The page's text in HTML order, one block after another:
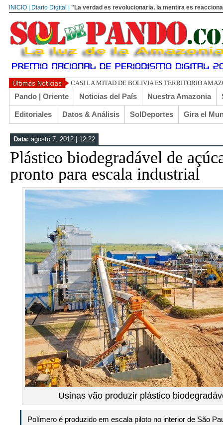
INICIO | Diario Digital | "La verdad es revolucionaria, la mentira es
UN LIBERTARIO LLAMADO EL TURI TO
Pando | Oriente Noticias del País Nuestra Amazonia
Editoriales Datos & Análisis SolDeportes Gira el
Data: agosto 7, 2012 | 12:22
Plástico biodegradável de
pronto para escala industrial
Usinas vão produzir plástico
Polímero é produzido em escala piloto no interior de São